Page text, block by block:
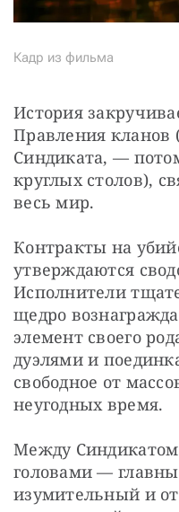
Кадр из фильма
История
Правления кланов
Синдиката, —
круглых столов),
весь мир.
Контракты на
утверждаются
Исполнители
щедро
элемент своего
дуэлями и
свободное от
неугодных время.
Между
головами —
изумительный и